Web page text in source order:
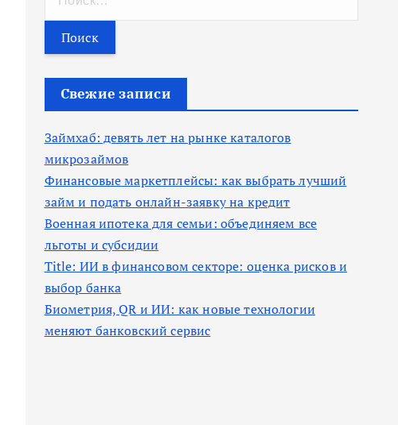
т
и
Свежие записи
Займхаб: девять лет на рынке каталогов
микрозаймов
Финансовые маркетплейсы: как выбрать лучший
займ и подать онлайн-заявку на кредит
Военная ипотека для семьи: объединяем все
льготы и субсидии
Title: ИИ в финансовом секторе: оценка рисков и
выбор банка
Биометрия, QR и ИИ: как новые технологии
меняют банковский сервис